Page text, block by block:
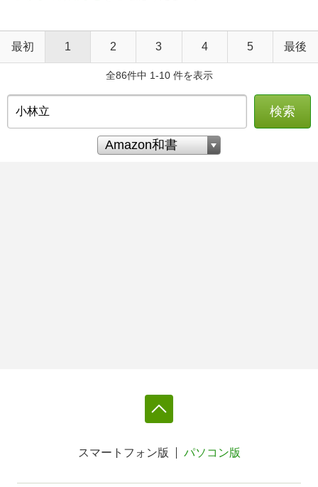
最初 1 2 3 4 5 最後
全86件中 1-10 件を表示
検索
スマートフォン版 パソコン版